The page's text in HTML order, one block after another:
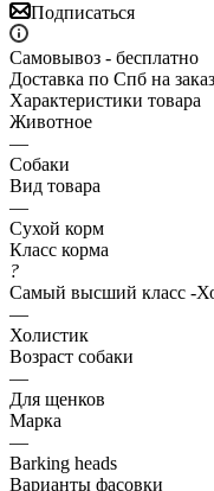
Подписаться
Самовывоз - бесплатно
Доставка по Спб на
Характеристики товара
Животное
—
Собаки
Вид товара
—
Сухой корм
Класс корма
?
Самый высший класс -
—
Холистик
Возраст собаки
—
Для щенков
Марка
—
Barking heads
Варианты фасовки